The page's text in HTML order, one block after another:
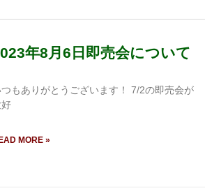
年8月6日即売会について
つもありがとうございます！ 7/2の即売会が
MORE »